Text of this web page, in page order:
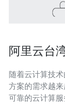
阿里云台
随着云计算技
方案的需求越来
可靠的云计算